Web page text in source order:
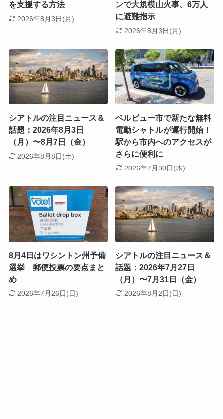
を支援する方法
2026年8月3日(月)
ンで大規模山火事、6万人
に避難指示
2026年8月3日(月)
シアトルの注目ニュース＆
話題：2026年8月3日
（月）〜8月7日（金）
2026年8月8日(土)
ベルビュー市で新たな無料
電動シャトルが運行開始！
駅から市内へのアクセスが
さらに便利に
2026年7月30日(木)
8月4日はワシントン州予備
選挙 郵便投票の要点まと
め
2026年7月26日(日)
シアトルの注目ニュース＆
話題：2026年7月27日
（月）〜7月31日（金）
2026年8月2日(日)